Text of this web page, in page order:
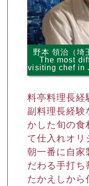
野本 領治（
The most
visiting chef in
料亭料理長経
副料理長経験
かした旬の食
て仕入れオリ
朝一番に自家
だわる手打ち
たかえしから